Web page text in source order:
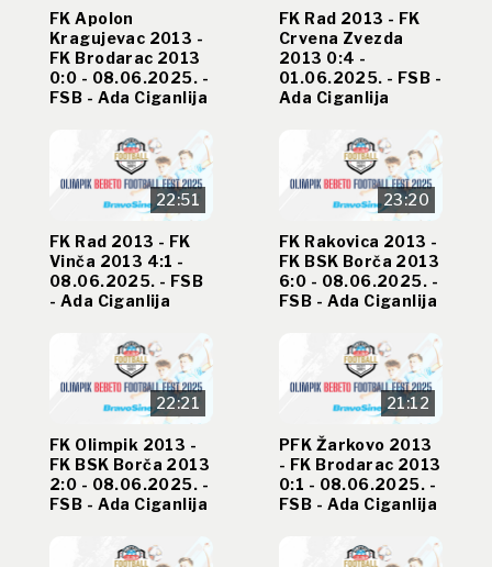
FK Apolon
Kragujevac 2013 -
FK Brodarac 2013
0:0 - 08.06.2025. -
FSB - Ada Ciganlija
FK Rad 2013 - FK
Crvena Zvezda
2013 0:4 -
01.06.2025. - FSB -
Ada Ciganlija
22:51
FK Rad 2013 - FK
Vinča 2013 4:1 -
08.06.2025. - FSB
- Ada Ciganlija
23:20
FK Rakovica 2013 -
FK BSK Borča 2013
6:0 - 08.06.2025. -
FSB - Ada Ciganlija
22:21
FK Olimpik 2013 -
FK BSK Borča 2013
2:0 - 08.06.2025. -
FSB - Ada Ciganlija
21:12
PFK Žarkovo 2013
- FK Brodarac 2013
0:1 - 08.06.2025. -
FSB - Ada Ciganlija